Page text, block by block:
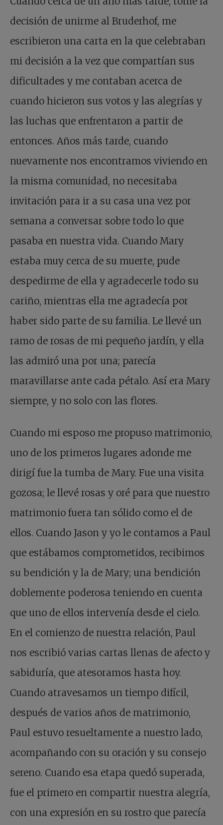
decisión de unirme al Bruderhof, me
escribieron una carta en la que celebraban
mi decisión a la vez que compartían sus
dificultades y me contaban acerca de
cuando hicieron sus votos y las alegrías y
las luchas que enfrentaron a partir de
entonces. Años más tarde, cuando
nuevamente nos encontramos viviendo en
la misma comunidad, no necesitaba
invitación para ir a su casa una vez por
semana a conversar sobre todo lo que
pasaba en nuestra vida. Cuando Mary
estaba muy cerca de su muerte, pude
despedirme de ella y agradecerle todo su
cariño, mientras ella me agradecía por
haber sido parte de su familia. Le llevé un
ramo de rosas de mi pequeño jardín, y ella
las admiró una por una; parecía
maravillarse ante cada pétalo. Así era Mary
siempre, y no solo con las flores.
Cuando mi esposo me propuso matrimonio,
uno de los primeros lugares adonde me
dirigí fue la tumba de Mary. Fue una visita
gozosa; le llevé rosas y oré para que nuestro
matrimonio fuera tan sólido como el de
ellos. Cuando Jason y yo le contamos a Paul
que estábamos comprometidos, recibimos
su bendición y la de Mary; una bendición
doblemente poderosa teniendo en cuenta
que uno de ellos intervenía desde el cielo.
En el comienzo de nuestra relación, Paul
nos escribió varias cartas llenas de afecto y
sabiduría, que atesoramos hasta hoy.
Cuando atravesamos un tiempo difícil,
después de varios años de matrimonio,
Paul estuvo resueltamente a nuestro lado,
acompañando con su oración y su consejo
sereno. Cuando esa etapa quedó superada,
fue el primero en compartir nuestra alegría,
con una expresión en su rostro que parecía